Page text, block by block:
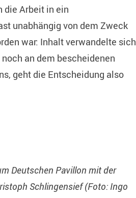
die Arbeit in ein
unabhängig von dem Zweck
war: Inhalt verwandelte sich
an dem bescheidenen
geht die Entscheidung also
Deutschen Pavillon mit der
Schlingensief (Foto: Ingo